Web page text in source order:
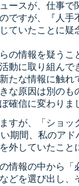
ースが、仕事で
ですが、『人手
ていたことに疑
の情報を疑うこ
動に取り組んで
たな情報に触れ
な原因は別のも
確信に変わりま
すが、「ショッ
期間、私のアド
外していたこと
情報の中から「
どを選び出し、